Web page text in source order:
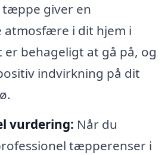
giver en
atmosfære i dit hjem i
er behageligt at gå på, og
indvirkning på dit
vurdering: Når du
tæpperenser i